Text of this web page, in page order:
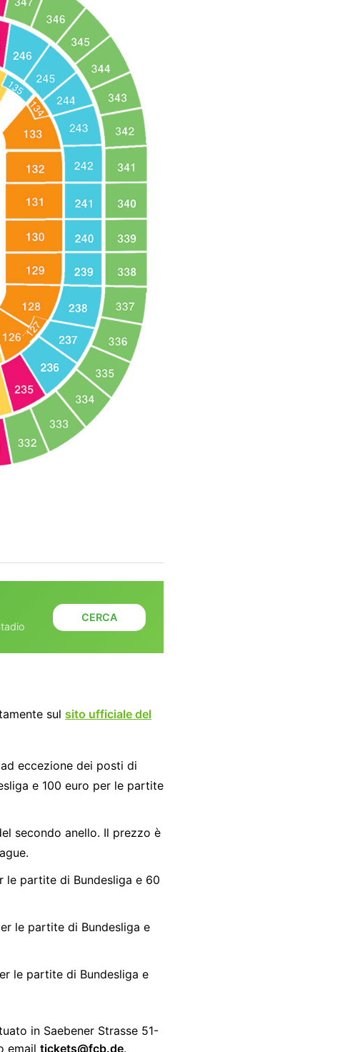
CERCA
sul sito ufficiale del
eccezione dei posti di
e 100 euro per le partite
secondo anello. Il prezzo è
le partite di Bundesliga e 60
le partite di Bundesliga e
le partite di Bundesliga e
in Saebener Strasse 51-
email tickets@fcb.de.